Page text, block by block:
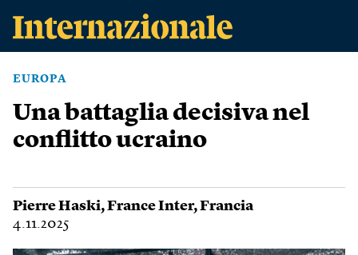
EUROPA
Una battaglia decisiva nel
conflitto ucraino
Pierre Haski,France Inter,Francia
4.11.2025